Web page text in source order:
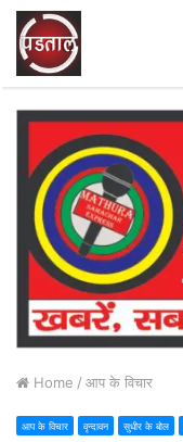
Home / आप के विचार
आप के विचार वृन्दावन सुधीर के बोल